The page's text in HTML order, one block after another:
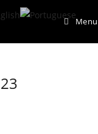
Menu